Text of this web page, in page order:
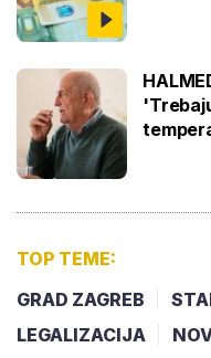
TOP TEME:
GRAD ZAGREB
LEGALIZACIJA